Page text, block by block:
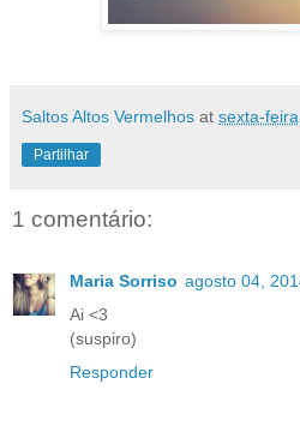
Saltos Altos Vermelhos at sexta-
Partilhar
1 comentário:
Maria Sorriso agosto 04,
Ai <3
(suspiro)
Responder